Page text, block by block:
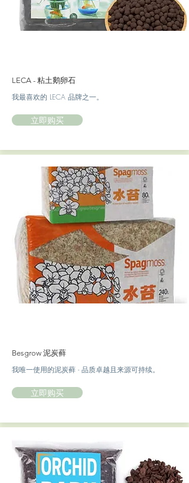
LECA - 粘土鹅卵石
我最喜欢的 LECA 品牌之一。
立即购买
Besgrow 泥炭藓
我唯一使用的泥炭藓 - 品质卓越且来源可持续。
立即购买